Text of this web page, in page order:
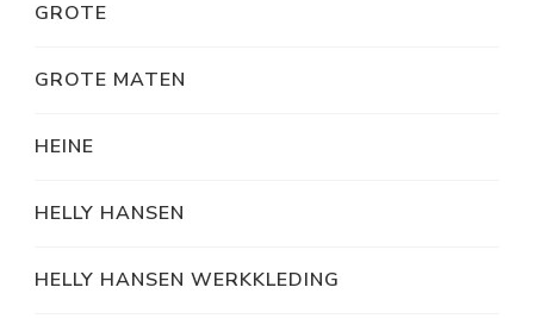
GROTE
GROTE MATEN
HEINE
HELLY HANSEN
HELLY HANSEN WERKKLEDING